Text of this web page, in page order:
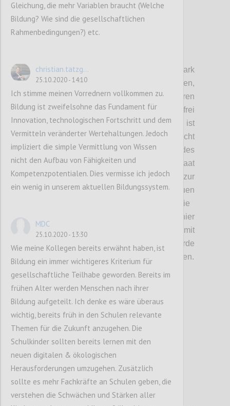
D
ie staatliche Intervention war hier ein stark
diskutiertes Thema.
festgehalten,
dass der Staat zwar Regulierungen einführen
kann, aber auch hier nicht vollkommen
frei
schalten und walten kann. Problematisch ist
hier auch, dass der Begriff Souveränität
nicht
klar definiert ist. Die Souveränität des
Individuums, wie sie in eine
freien Staat
gegeben ist, steht im Gegensatz zur
Souveränität des Staates. DieIndividuen
geben dem Staat mit ihrer Stimme die
Systeme zu schaffen. Würde hier
jedoch eine Abschottung, verbunden mit
einem Wohlstandsverlust stattfinden, würde
das souveräne Individuum schnell rebellieren.
P4
Gleichung, die mehr Variablen braucht (Welche
Bildung? Wie sind die gesellschaftlichen
Rahmenbedingungen?) etc.
christian.tatzg...
25.10.2020 - 14:10
Ich stimme meinen Vorrednern vollkommen zu.
Bildung ist zweifelsohne das Fundament für
Innovation, technologischen Fortschritt und dem
Vermitteln veränderter Wertehaltungen. Jedoch
impliziert die simple Vermittlung von Wissen
nicht den Aufbau von Fähigkeiten und
Kompetenzpotentialen. Dies vermisse ich jedoch
ein wenig in unserem aktuellen Bildungssystem.
MDC
25.10.2020 - 13:30
Wie meine Kollegen bereits erwähnt haben, ist
Bildung ein immer wichtigeres Kriterium für
gesellschaftliche Teilhabe geworden. Bereits im
frühen Alter werden Menschen nach ihrer
Bildung aufgeteilt. Ich denke es wäre überaus
wichtig, bereits früh in den Schulen relevante
Themen für die Zukunft anzugehen. Die
Schulkinder sollten bereits lernen mit den
neuen digitalen & ökologischen
Herausforderungen umzugehen. Zusätzlich
sollte es mehr Fachkräfte an Schulen geben, die
verstehen die Schwächen und Stärken aller